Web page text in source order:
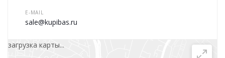
E-MAIL
sale@kupibas.ru
Написать сообщение
загрузка карты...